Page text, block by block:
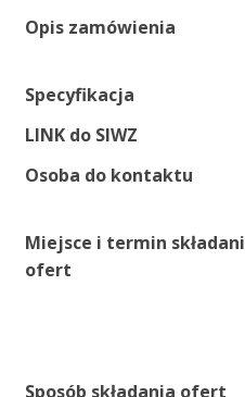
Opis zamówienia
Specyfikacja
LINK do SIWZ
Osoba do kontaktu
Miejsce i termin
ofert
Sposób składania ofert